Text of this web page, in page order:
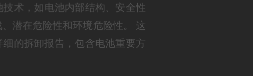
术，如电池内部结构、安全性
潜在危险性和环境危险性。 这
的拆卸报告，包含电池重要方